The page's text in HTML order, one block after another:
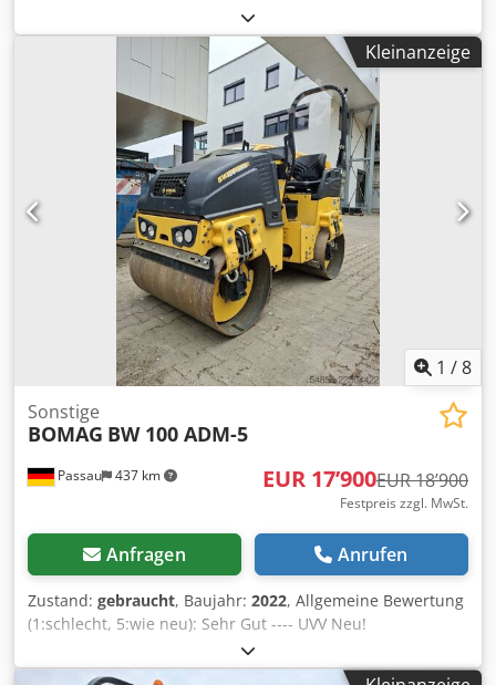
Kleinanzeige
1 /8
Passau 437 km
Sonstige
BOMAG BW 100 ADM-5
EUR 17’900EUR 18’900
Festpreis zzgl. MwSt.
Anfragen Anrufen
Zustand: gebraucht, Baujahr: 2022, Allgemeine Bewertung
(1:schlecht, 5:wie neu): Sehr Gut ---- UVV Neu!